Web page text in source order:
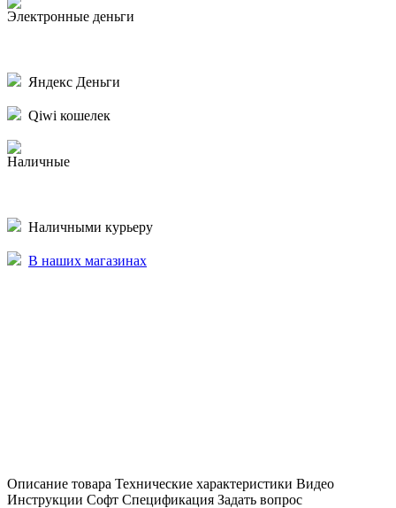
Электронные деньги
Яндекс Деньги
Qiwi кошелек
Наличные
Наличными курьеру
В наших магазинах
Описание товара Технические характеристики Видео
Инструкции Софт Спецификация Задать вопрос